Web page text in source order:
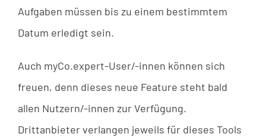
Aufgaben müssen bis zu einem bestimmtem
Datum erledigt sein.
Auch myCo.expert-User/-innen können sich
freuen, denn dieses neue Feature steht bald
allen Nutzern/-innen zur Verfügung.
Drittanbieter verlangen jeweils für dieses Tools